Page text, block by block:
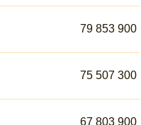
79 853 900
75 507 300
67 803 900